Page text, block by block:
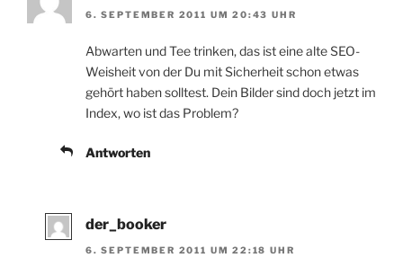
6. SEPTEMBER 2011 UM 20:43 UHR
Abwarten und Tee trinken, das ist eine alte SEO-
Weisheit von der Du mit Sicherheit schon etwas
gehört haben solltest. Dein Bilder sind doch jetzt im
Index, wo ist das Problem?
Antworten
der_booker
6. SEPTEMBER 2011 UM 22:18 UHR